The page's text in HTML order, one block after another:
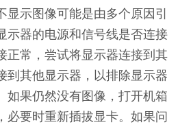
显示图像可能是由多个原因引
示器的电源和信号线是否连接
正常，尝试将显示器连接到其
到其他显示器，以排除显示器
如果仍然没有图像，打开机箱
必要时重新插拔显卡。如果问